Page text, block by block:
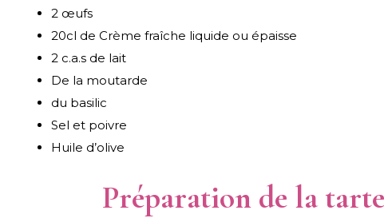
2 œufs
20cl de Crème fraîche liquide ou épaisse
2 c.a.s de lait
De la moutarde
du basilic
Sel et poivre
Huile d’olive
Préparation de la